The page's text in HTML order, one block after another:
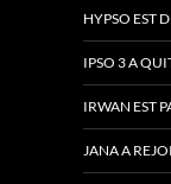
HYPSO EST
IPSO 3 A
IRWAN EST
JANA A